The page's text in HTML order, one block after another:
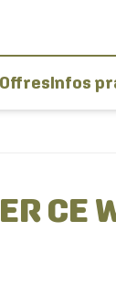
OffresInfos
CE